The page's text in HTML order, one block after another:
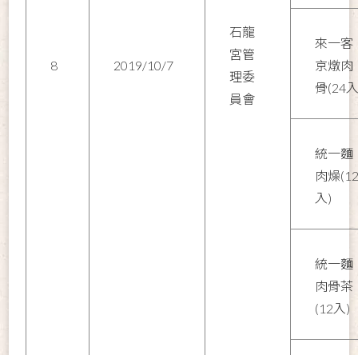
8 2019/10/7
石龍
宮管
理委
員會
來一客
京燉肉
骨(24
統一麵
肉燥
入)
統一麵
肉骨茶
(12入)